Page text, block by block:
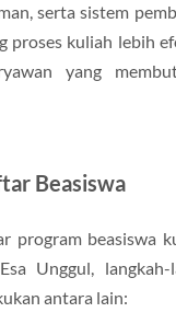
serta sistem
proses kuliah lebih
yang
Beasiswa
program beasiswa
Unggul, langkah-
antara lain: